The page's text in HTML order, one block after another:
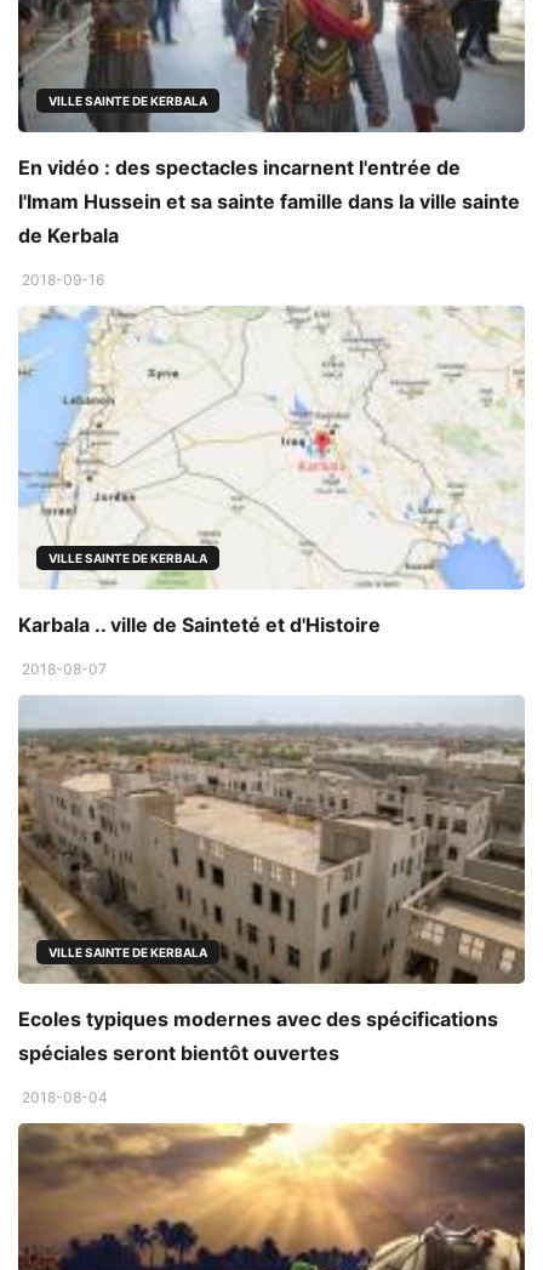
VILLE SAINTE DE KERBALA
En vidéo : des spectacles incarnent l'entrée de
l'Imam Hussein et sa sainte famille dans la ville sainte
de Kerbala
2018-09-16
VILLE SAINTE DE KERBALA
Karbala .. ville de Sainteté et d'Histoire
2018-08-07
VILLE SAINTE DE KERBALA
Ecoles typiques modernes avec des spécifications
spéciales seront bientôt ouvertes
2018-08-04